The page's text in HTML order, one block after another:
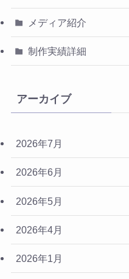
メディア紹介
制作実績詳細
アーカイブ
2026年7月
2026年6月
2026年5月
2026年4月
2026年1月